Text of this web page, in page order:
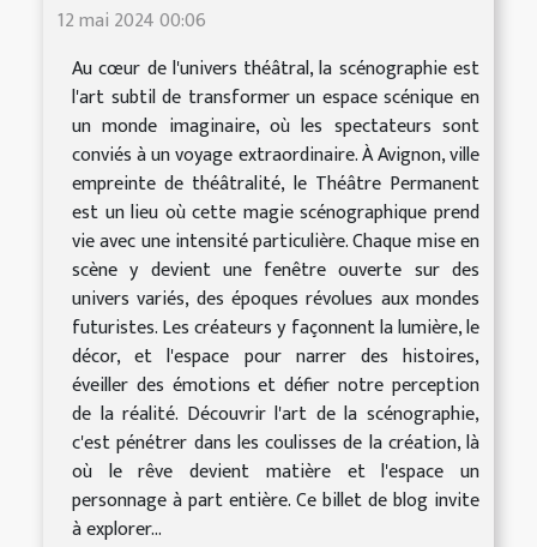
12 mai 2024 00:06
Au cœur de l'univers théâtral, la scénographie est
l'art subtil de transformer un espace scénique en
un monde imaginaire, où les spectateurs sont
conviés à un voyage extraordinaire. À Avignon, ville
empreinte de théâtralité, le Théâtre Permanent
est un lieu où cette magie scénographique prend
vie avec une intensité particulière. Chaque mise en
scène y devient une fenêtre ouverte sur des
univers variés, des époques révolues aux mondes
futuristes. Les créateurs y façonnent la lumière, le
décor, et l'espace pour narrer des histoires,
éveiller des émotions et défier notre perception
de la réalité. Découvrir l'art de la scénographie,
c'est pénétrer dans les coulisses de la création, là
où le rêve devient matière et l'espace un
personnage à part entière. Ce billet de blog invite
à explorer...